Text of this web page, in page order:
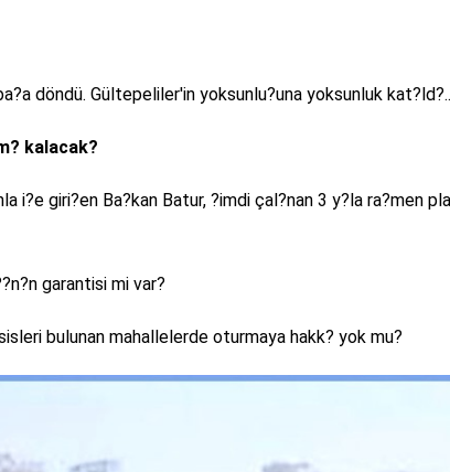
döndü. Gültepeliler'in yoksunlu?una yoksunluk
kalacak?
giri?en Ba?kan Batur, ?imdi çal?nan 3 y?la ra?men
garantisi mi var?
bulunan mahallelerde oturmaya hakk? yok mu?